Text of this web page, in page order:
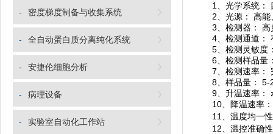
- 密度梯度制备与收集系统
- 全自动蛋白质分离纯化系统
- 安捷伦细胞分析
- 病理设备
- 实验室自动化工作站
1、光学系统：
2、光源： 高能
3、检测器： 高
4、检测通道：
5、检测灵敏度：
6、检测样品量
7、检测速率： 完
8、样品量： 5-
9、升温速率：
10、降温速率：
11、温度均一
12、温控准确